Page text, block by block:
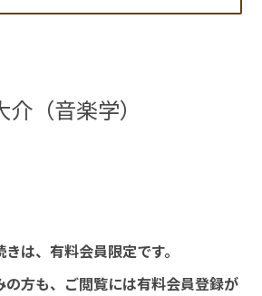
（音楽学）
は、有料会員限定です。
方も、ご閲覧には有料会員登録が